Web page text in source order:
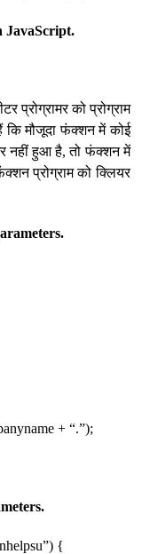
JavaScript.
प्रोग्रामर को प्रोग्राम
मौजूदा फंक्शन में कोई
नहीं हुआ है, तो फंक्शन में
प्रोग्राम को क्लियर
+ “.”);
{